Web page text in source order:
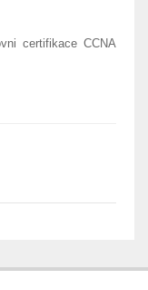
certifikace CCNA